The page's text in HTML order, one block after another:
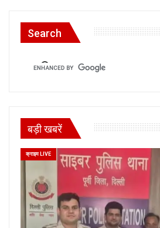
Search
बड़ी खबरें
क्राइम LIVE